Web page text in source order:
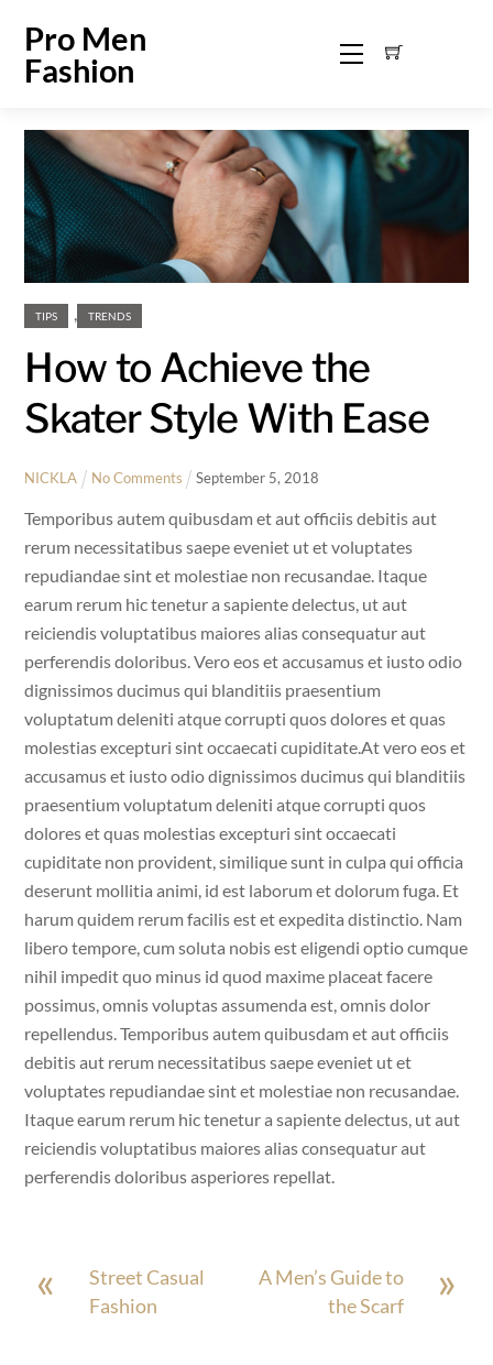
content
Pro Men
Fashion
Menu
TIPS , TRENDS
How to Achieve the
Skater Style With Ease
NICKLA No Comments September 5, 2018
Temporibus autem quibusdam et aut officiis debitis aut
rerum necessitatibus saepe eveniet ut et voluptates
repudiandae sint et molestiae non recusandae. Itaque
earum rerum hic tenetur a sapiente delectus, ut aut
reiciendis voluptatibus maiores alias consequatur aut
perferendis doloribus. Vero eos et accusamus et iusto odio
dignissimos ducimus qui blanditiis praesentium
voluptatum deleniti atque corrupti quos dolores et quas
molestias excepturi sint occaecati cupiditate.At vero eos et
accusamus et iusto odio dignissimos ducimus qui blanditiis
praesentium voluptatum deleniti atque corrupti quos
dolores et quas molestias excepturi sint occaecati
cupiditate non provident, similique sunt in culpa qui officia
deserunt mollitia animi, id est laborum et dolorum fuga. Et
harum quidem rerum facilis est et expedita distinctio. Nam
libero tempore, cum soluta nobis est eligendi optio cumque
nihil impedit quo minus id quod maxime placeat facere
possimus, omnis voluptas assumenda est, omnis dolor
repellendus. Temporibus autem quibusdam et aut officiis
debitis aut rerum necessitatibus saepe eveniet ut et
voluptates repudiandae sint et molestiae non recusandae.
Itaque earum rerum hic tenetur a sapiente delectus, ut aut
reiciendis voluptatibus maiores alias consequatur aut
perferendis doloribus asperiores repellat.
«
Street Casual
Fashion
»
A Men’s Guide to
the Scarf